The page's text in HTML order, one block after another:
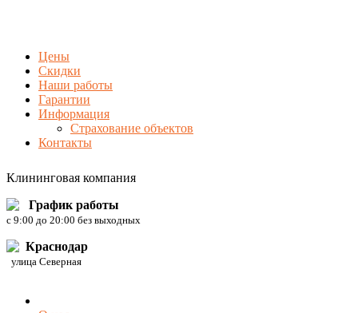
Цены
Скидки
Наши работы
Гарантии
Информация
Страхование объектов
Контакты
Клининговая компания
График работы
c 9:00 до 20:00 без выходных
Краснодар
улица Северная